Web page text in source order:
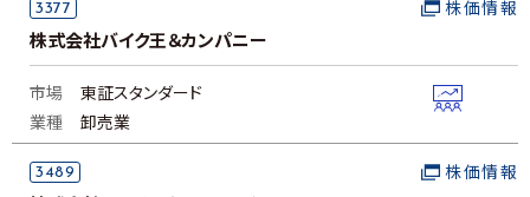
3377
株式会社バイク王＆カンパニー
株価情報
市場
東証スタンダード
業種
卸売業
3489 株価情報